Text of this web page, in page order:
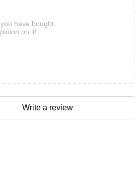
have bought
on it!
Write a review